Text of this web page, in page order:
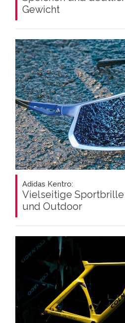
Gewicht
Adidas Kentro:
Vielseitige Sportbrille
und Outdoor